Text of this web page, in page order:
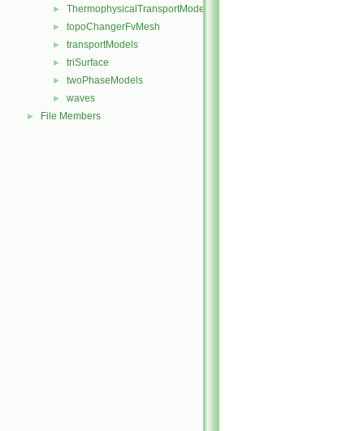
► ThermophysicalTransportModels
► topoChangerFvMesh
► transportModels
► triSurface
► twoPhaseModels
► waves
► File Members